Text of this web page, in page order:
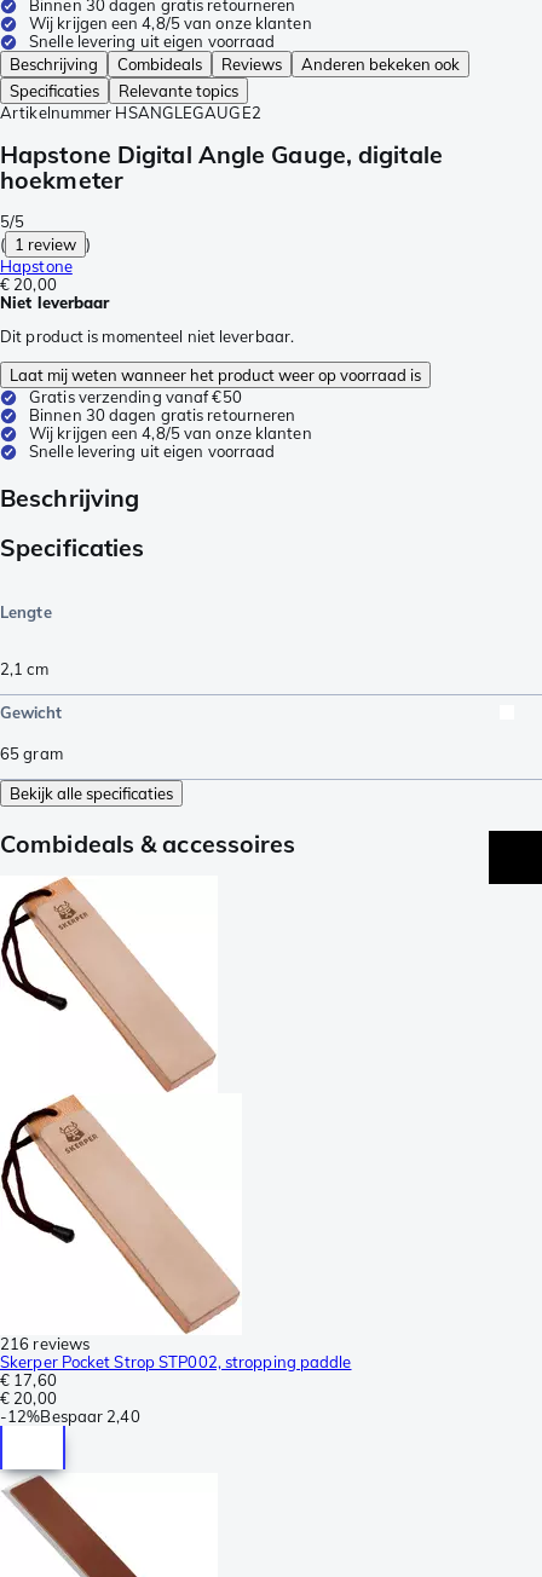
Binnen 30 dagen gratis retourneren
Wij krijgen een 4,8/5 van onze klanten
Snelle levering uit eigen voorraad
Beschrijving
Combideals Reviews
Anderen bekeken ook
Specificaties
Relevante topics
Artikelnummer HSANGLEGAUGE2
Hapstone Digital Angle Gauge, digitale
hoekmeter
5/5
( 1 review )
Hapstone
€ 20,00
Niet leverbaar
Dit product is momenteel niet leverbaar.
Laat mij weten wanneer het product weer op voorraad is
Gratis verzending vanaf €50
Binnen 30 dagen gratis retourneren
Wij krijgen een 4,8/5 van onze klanten
Snelle levering uit eigen voorraad
Beschrijving
Specificaties
Lengte
2,1 cm
Gewicht
65gram
Bekijk alle specificaties
Combideals & accessoires
216 reviews
Skerper Pocket Strop STP002, stropping paddle
€ 17,60
€ 20,00
-12%Bespaar 2,40